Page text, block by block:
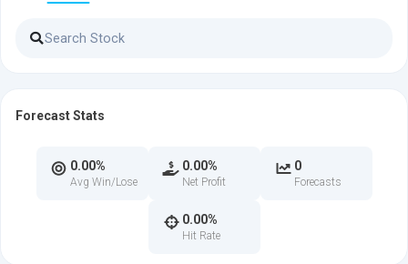
Forecast Stats
0.00%
Avg Win/Lose
0.00%
Net Profit
0
Forecasts
0.00%
Hit Rate